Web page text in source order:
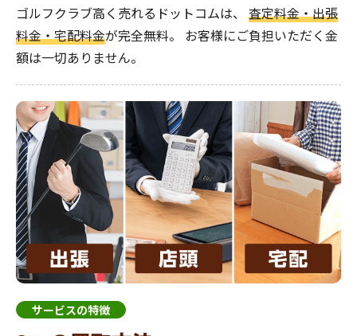
ゴルフクラブ高く売れるドットコムは、 査定料金・出張
料金・宅配料金が完全無料。 お客様にご負担いただく金
額は一切ありません。
サービスの特徴